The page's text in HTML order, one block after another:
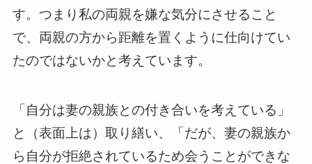
す。つまり私の両親を嫌な気分にさせること
で、両親の方から距離を置くように仕向けてい
たのではないかと考えています。
「自分は妻の親族との付き合いを考えている」
と（表面上は）取り繕い、「だが、妻の親族か
ら自分が拒絶されているため会うことができな